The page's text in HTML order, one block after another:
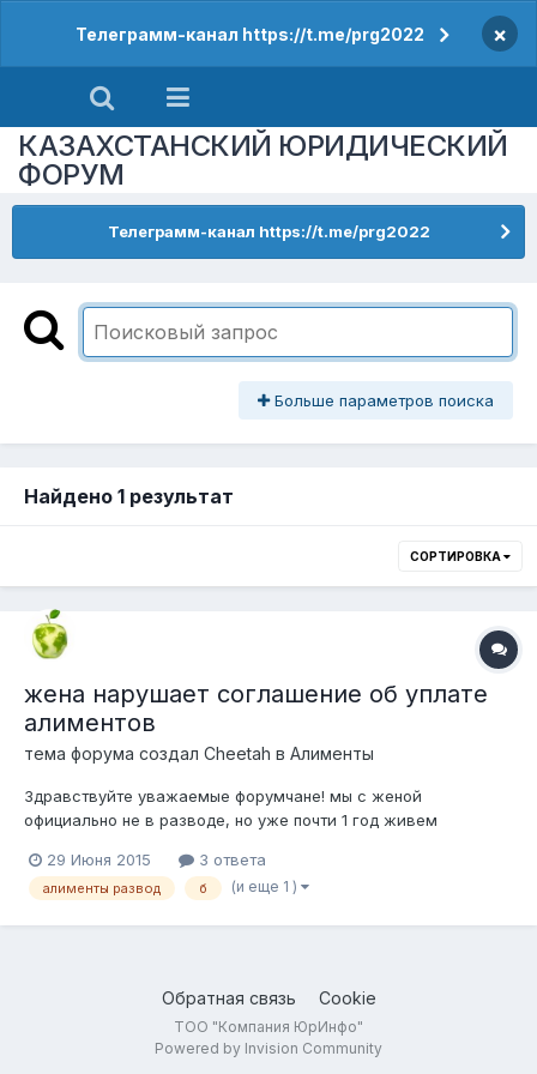
Телеграмм-канал https://t.me/prg2022 ×
КАЗАХСТАНСКИЙ ЮРИДИЧЕСКИЙ
ФОРУМ
Телеграмм-канал https://t.me/prg2022
Больше параметров поиска
Найдено 1 результат
СОРТИРОВКА
жена нарушает соглашение об уплате
алиментов
тема форума создал Cheetah в Алименты
Здравствуйте уважаемые форумчане! мы с женой
официально не в разводе, но уже почти 1 год живем
алиментов. Плачу алименты, а вот бж нарушает данное
соглашение и не дает встречаться с ребенком, ссылаясь на
29 Июня 2015 3 ответа
алименты развод б (и еще 1 )
Обратная связь Cookie
ТОО "Компания ЮрИнфо"
Powered by Invision Community